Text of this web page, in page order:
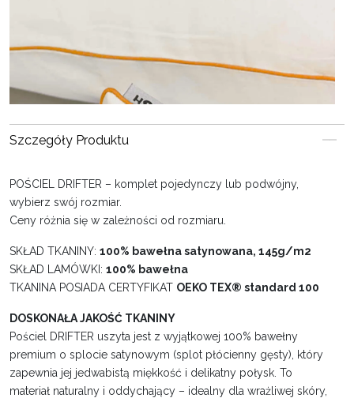
Szczegóły Produktu
POŚCIEL DRIFTER – komplet pojedynczy lub podwójny,
wybierz swój rozmiar.
Ceny różnia się w zależności od rozmiaru.
SKŁAD TKANINY: 100% bawełna satynowana, 145g/m2
SKŁAD LAMÓWKI: 100% bawełna
TKANINA POSIADA CERTYFIKAT OEKO TEX® standard 100
DOSKONAŁA JAKOŚĆ TKANINY
Pościel DRIFTER uszyta jest z wyjątkowej 100% bawełny
premium o splocie satynowym (splot płócienny gęsty), który
zapewnia jej jedwabistą miękkość i delikatny połysk. To
materiał naturalny i oddychający – idealny dla wrażliwej skóry,